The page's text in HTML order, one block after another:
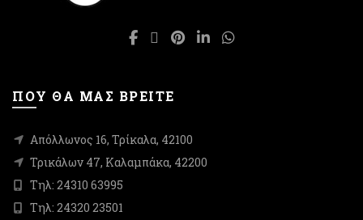
στη
ΠΟΥ ΘΑ ΜΑΣ ΒΡΕΙΤΕ
Απόλλωνος 16, Τρίκαλα, 42100
Τρικάλων 47, Καλαμπάκα, 42200
Τηλ: 24310 63995
Τηλ: 24320 23501